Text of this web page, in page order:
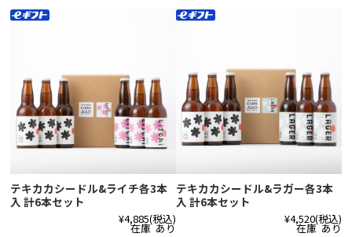
テキカカシードル&ライチ各3本
入 計6本セット
¥4,885(税込)
在庫 あり
テキカカシードル&ラガー各3本
入 計6本セット
¥4,520(税込)
在庫 あり